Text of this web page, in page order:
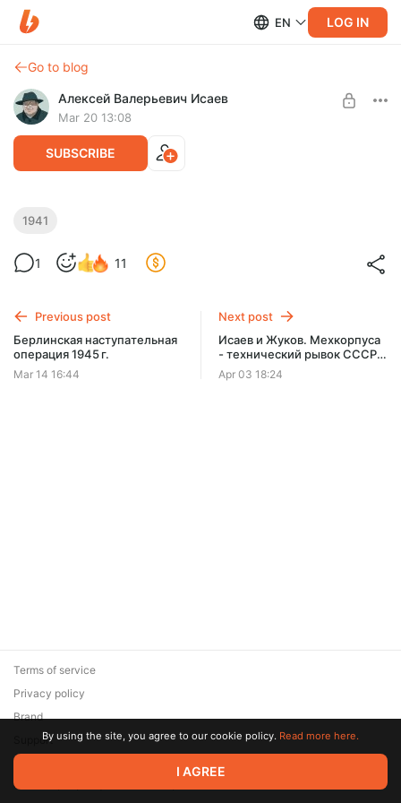
EN LOG IN
Go to blog
Алексей Валерьевич Исаев
Mar 20 13:08
SUBSCRIBE
Жуков и Исаев. 1941. Укрепрайоны и
Говорим о линии укреплений, которую активно возводил
Поддержать выход роликов
1941
1 11
Previous post
Берлинская наступательная
операция 1945 г.
Mar 14 16:44
Next post
Исаев и Жуков. Мехкорпуса
- технический рывок СССР в
Великой Отечественной
Apr 03 18:24
© 2026 Zaya Solutions Limited. All rights reserved. All trademarks
are the property of their respective owners.
Terms of service
Privacy policy
Brand
SupportBy using the site, you agree to our cookie policy. Read more here.
I AGREE